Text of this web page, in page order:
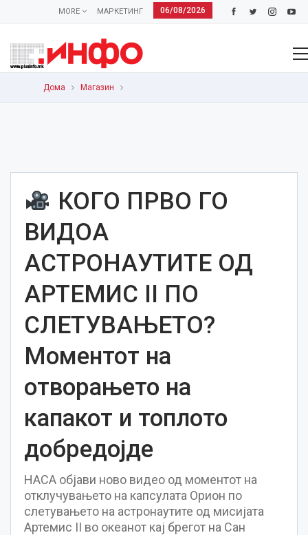
06/08/2026
МАРКЕТИНГ
MORE
Дома Магазин
КОГО ПРВО ГО
ВИДОА
АСТРОНАУТИТЕ ОД
АРТЕМИС II ПО
СЛЕТУВАЊЕТО?
Моментот на
отворањето на
капакот и топлото
добредојде
НАСА објави ново видео од моментот на
отклучувањето на капсулата Орион по
слетувањето на астронаутите од мисијата
Артемис II во океанот кај брегот на Сан